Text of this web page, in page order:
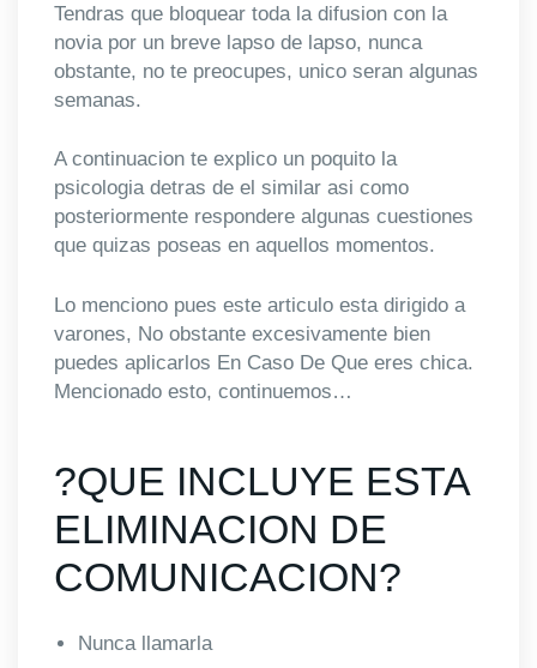
Tendras que bloquear toda la difusion con la
novia por un breve lapso de lapso, nunca
obstante, no te preocupes, unico seran algunas
semanas.
A continuacion te explico un poquito la
psicologia detras de el similar asi­ como
posteriormente respondere algunas cuestiones
que quizas poseas en aquellos momentos.
Lo menciono pues este articulo esta dirigido a
varones, No obstante excesivamente bien
puedes aplicarlos En Caso De Que eres chica.
Mencionado esto, continuemos…
?QUE INCLUYE ESTA
ELIMINACION DE
COMUNICACION?
Nunca llamarla